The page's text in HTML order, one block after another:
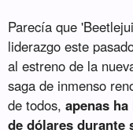
Parecía que
liderazgo este
al estreno de la
saga de inmenso
de todos,apenas
de dólares durante